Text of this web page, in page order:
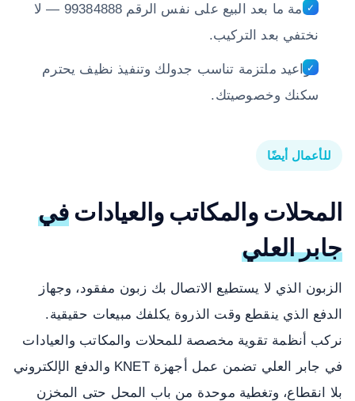
خدمة ما بعد البيع على نفس الرقم 99384888 — لا
نختفي بعد التركيب.
مواعيد ملتزمة تناسب جدولك وتنفيذ نظيف يحترم
سكنك وخصوصيتك.
للأعمال أيضًا
المحلات والمكاتب والعيادات في
جابر العلي
الزبون الذي لا يستطيع الاتصال بك زبون مفقود، وجهاز
الدفع الذي ينقطع وقت الذروة يكلفك مبيعات حقيقية.
نركب أنظمة تقوية مخصصة للمحلات والمكاتب والعيادات
في جابر العلي تضمن عمل أجهزة KNET والدفع الإلكتروني
بلا انقطاع، وتغطية موحدة من باب المحل حتى المخزن